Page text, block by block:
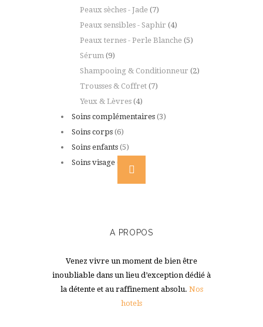
Peaux sèches - Jade (7)
Peaux sensibles - Saphir (4)
Peaux ternes - Perle Blanche (5)
Sérum (9)
Shampooing & Conditionneur (2)
Trousses & Coffret (7)
Yeux & Lèvres (4)
Soins complémentaires (3)
Soins corps (6)
Soins enfants (5)
Soins visage (9)
A PROPOS
Venez vivre un moment de bien être
inoubliable dans un lieu d’exception dédié à
la détente et au raffinement absolu. Nos
hotels